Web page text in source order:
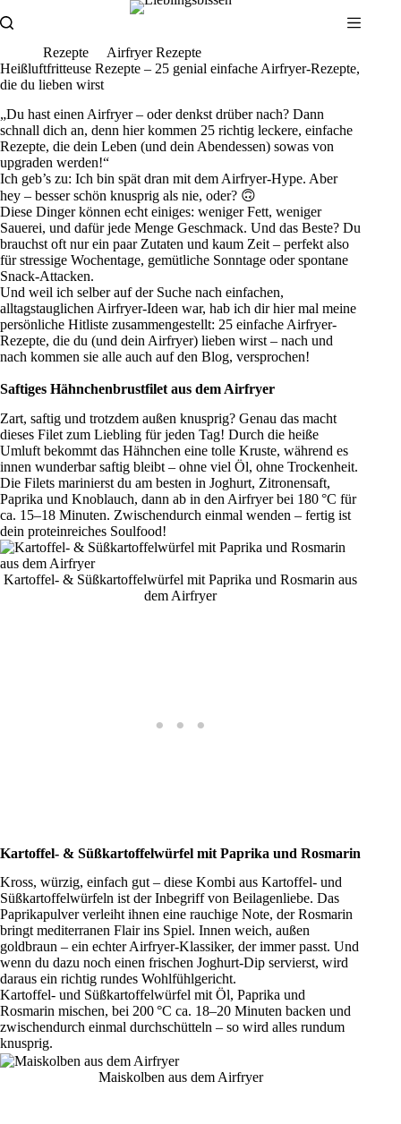
Inhalt
Rezepte
Airfryer Rezepte
Heißluftfritteuse Rezepte – 25 genial einfache Airfryer-Rezepte,
die du lieben wirst
„Du hast einen Airfryer – oder denkst drüber nach? Dann
schnall dich an, denn hier kommen 25 richtig leckere, einfache
Rezepte, die dein Leben (und dein Abendessen) sowas von
upgraden werden!“
Ich geb’s zu: Ich bin spät dran mit dem Airfryer-Hype. Aber
hey – besser schön knusprig als nie, oder? 🙃
Diese Dinger können echt einiges: weniger Fett, weniger
Sauerei, und dafür jede Menge Geschmack. Und das Beste? Du
brauchst oft nur ein paar Zutaten und kaum Zeit – perfekt also
für stressige Wochentage, gemütliche Sonntage oder spontane
Snack-Attacken.
Und weil ich selber auf der Suche nach einfachen,
alltagstauglichen Airfryer-Ideen war, hab ich dir hier mal meine
persönliche Hitliste zusammengestellt: 25 einfache Airfryer-
Rezepte, die du (und dein Airfryer) lieben wirst – nach und
nach kommen sie alle auch auf den Blog, versprochen!
Saftiges Hähnchenbrustfilet aus dem Airfryer
Zart, saftig und trotzdem außen knusprig? Genau das macht
dieses Filet zum Liebling für jeden Tag! Durch die heiße
Umluft bekommt das Hähnchen eine tolle Kruste, während es
innen wunderbar saftig bleibt – ohne viel Öl, ohne Trockenheit.
Die Filets marinierst du am besten in Joghurt, Zitronensaft,
Paprika und Knoblauch, dann ab in den Airfryer bei 180 °C für
ca. 15–18 Minuten. Zwischendurch einmal wenden – fertig ist
dein proteinreiches Soulfood!
Kartoffel- & Süßkartoffelwürfel mit Paprika und Rosmarin aus
dem Airfryer
Kartoffel- & Süßkartoffelwürfel mit Paprika und Rosmarin
Kross, würzig, einfach gut – diese Kombi aus Kartoffel- und
Süßkartoffelwürfeln ist der Inbegriff von Beilagenliebe. Das
Paprikapulver verleiht ihnen eine rauchige Note, der Rosmarin
bringt mediterranen Flair ins Spiel. Innen weich, außen
goldbraun – ein echter Airfryer-Klassiker, der immer passt. Und
wenn du dazu noch einen frischen Joghurt-Dip servierst, wird
daraus ein richtig rundes Wohlfühlgericht.
Kartoffel- und Süßkartoffelwürfel mit Öl, Paprika und
Rosmarin mischen, bei 200 °C ca. 18–20 Minuten backen und
zwischendurch einmal durchschütteln – so wird alles rundum
knusprig.
Maiskolben aus dem Airfryer